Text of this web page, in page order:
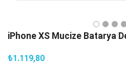
iPhone XS Mucize Batarya
₺1.119,80